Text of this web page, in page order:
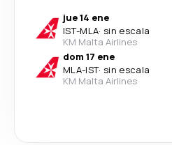
jue 14 ene
IST-MLA· sin escala
KM Malta Airlines
dom 17 ene
MLA-IST· sin escala
KM Malta Airlines